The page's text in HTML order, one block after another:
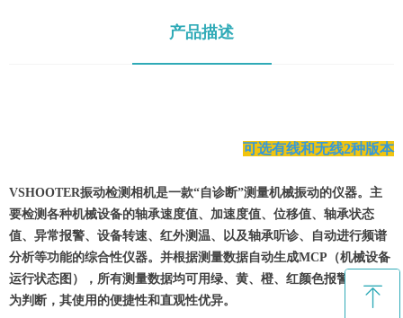
可选有线和无线2种版本
VSHOOTER振动检测相机是一款“自诊断”测量机械振动的仪器。主
要检测各种机械设备的轴承速度值、加速度值、位移值、轴承状态
值、异常报警、设备转速、红外测温、以及轴承听诊、自动进行频谱
分析等功能的综合性仪器。并根据测量数据自动生成MCP（机械设备
运行状态图），所有测量数据均可用绿、黄、橙、红颜色报警无需人
为判断，其使用的便捷性和直观性优异。
产品描述
ꁸ